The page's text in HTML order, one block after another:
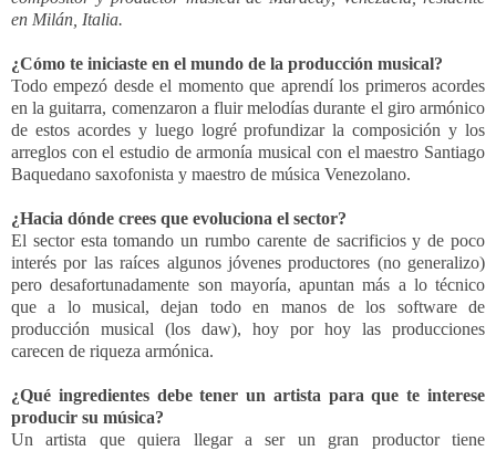
en Milán, Italia.
¿Cómo te iniciaste en el mundo de la producción musical?
Todo empezó desde el momento que aprendí los primeros acordes
en la guitarra, comenzaron a fluir melodías durante el giro armónico
de estos acordes y luego logré profundizar la composición y los
arreglos con el estudio de armonía musical con el maestro Santiago
Baquedano saxofonista y maestro de música Venezolano.
¿Hacia dónde crees que evoluciona el sector?
El sector esta tomando un rumbo carente de sacrificios y de poco
interés por las raíces algunos jóvenes productores (no generalizo)
pero desafortunadamente son mayoría, apuntan más a lo técnico
que a lo musical, dejan todo en manos de los software de
producción musical (los daw), hoy por hoy las producciones
carecen de riqueza armónica.
¿Qué ingredientes debe tener un artista para que te interese
producir su música?
Un artista que quiera llegar a ser un gran productor tiene